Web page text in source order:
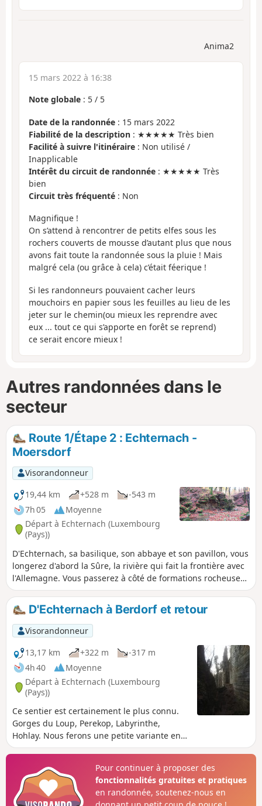
Anima2
15 mars 2022 à 16:38
Note globale : 5 / 5
Date de la randonnée : 15 mars 2022
Fiabilité de la description : ★★★★★ Très bien
Facilité à suivre l'itinéraire : Non utilisé /
Inapplicable
Intérêt du circuit de randonnée : ★★★★★ Très
bien
Circuit très fréquenté : Non
Magnifique !
On s’attend à rencontrer de petits elfes sous les
rochers couverts de mousse d’autant plus que nous
avons fait toute la randonnée sous la pluie ! Mais
malgré cela (ou grâce à cela) c’était féerique !
Si les randonneurs pouvaient cacher leurs
mouchoirs en papier sous les feuilles au lieu de les
jeter sur le chemin(ou mieux les reprendre avec
eux ... tout ce qui s’apporte en forêt se reprend)
ce serait encore mieux !
Autres randonnées dans le
secteur
Route 1/Étape 2 : Echternach -
Moersdorf
Visorandonneur
19,44 km
+528 m
-543 m
7h 05
Moyenne
Départ à Echternach (Luxembourg
(Pays))
D'Echternach, sa basilique, son abbaye et son pavillon, vous
longerez d'abord la Sûre, la rivière qui fait la frontière avec
l'Allemagne. Vous passerez à côté de formations rocheuses
imposantes, par des forêts en alternance avec des paysages
ouverts, des prés et de belles vues sur la vallée.
D'Echternach à Berdorf et retour
Visorandonneur
13,17 km
+322 m
-317 m
4h 40
Moyenne
Départ à Echternach (Luxembourg
(Pays))
Ce sentier est certainement le plus connu.
Gorges du Loup, Perekop, Labyrinthe,
Hohlay. Nous ferons une petite variante en
l'effectuant en 8 afin d'équilibrer les
Pour continuer à proposer des
fonctionnalités gratuites et pratiques
en randonnée, soutenez-nous en